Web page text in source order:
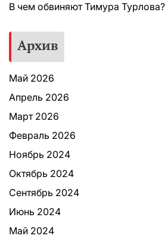
В чем обвиняют Тимура Турлова?
Архив
Май 2026
Апрель 2026
Март 2026
Февраль 2026
Ноябрь 2024
Октябрь 2024
Сентябрь 2024
Июнь 2024
Май 2024